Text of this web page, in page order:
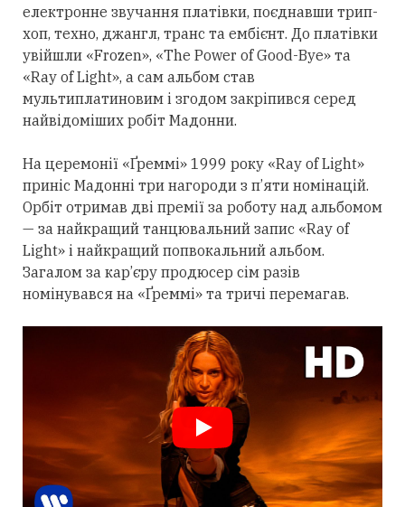
електронне звучання платівки, поєднавши трип-
хоп, техно, джангл, транс та ембієнт. До платівки
увійшли «Frozen», «The Power of Good-Bye» та
«Ray of Light», а сам альбом став
мультиплатиновим і згодом закріпився серед
найвідоміших робіт Мадонни.
На церемонії «Ґреммі» 1999 року «Ray of Light»
приніс Мадонні три нагороди з п’яти номінацій.
Орбіт отримав дві премії за роботу над альбомом
— за найкращий танцювальний запис «Ray of
Light» і найкращий попвокальний альбом.
Загалом за кар’єру продюсер сім разів
номінувався на «Ґреммі» та тричі перемагав.